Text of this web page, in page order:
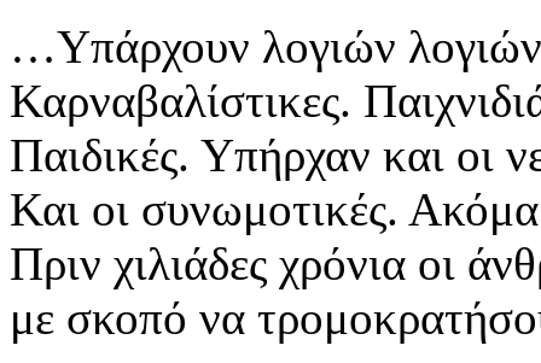
…Υπάρχουν λογιών
Καρναβαλίστικες.
Παιδικές. Υπήρχαν και οι
Και οι συνωμοτικές.
Πριν χιλιάδες χρόνια οι
με σκοπό να